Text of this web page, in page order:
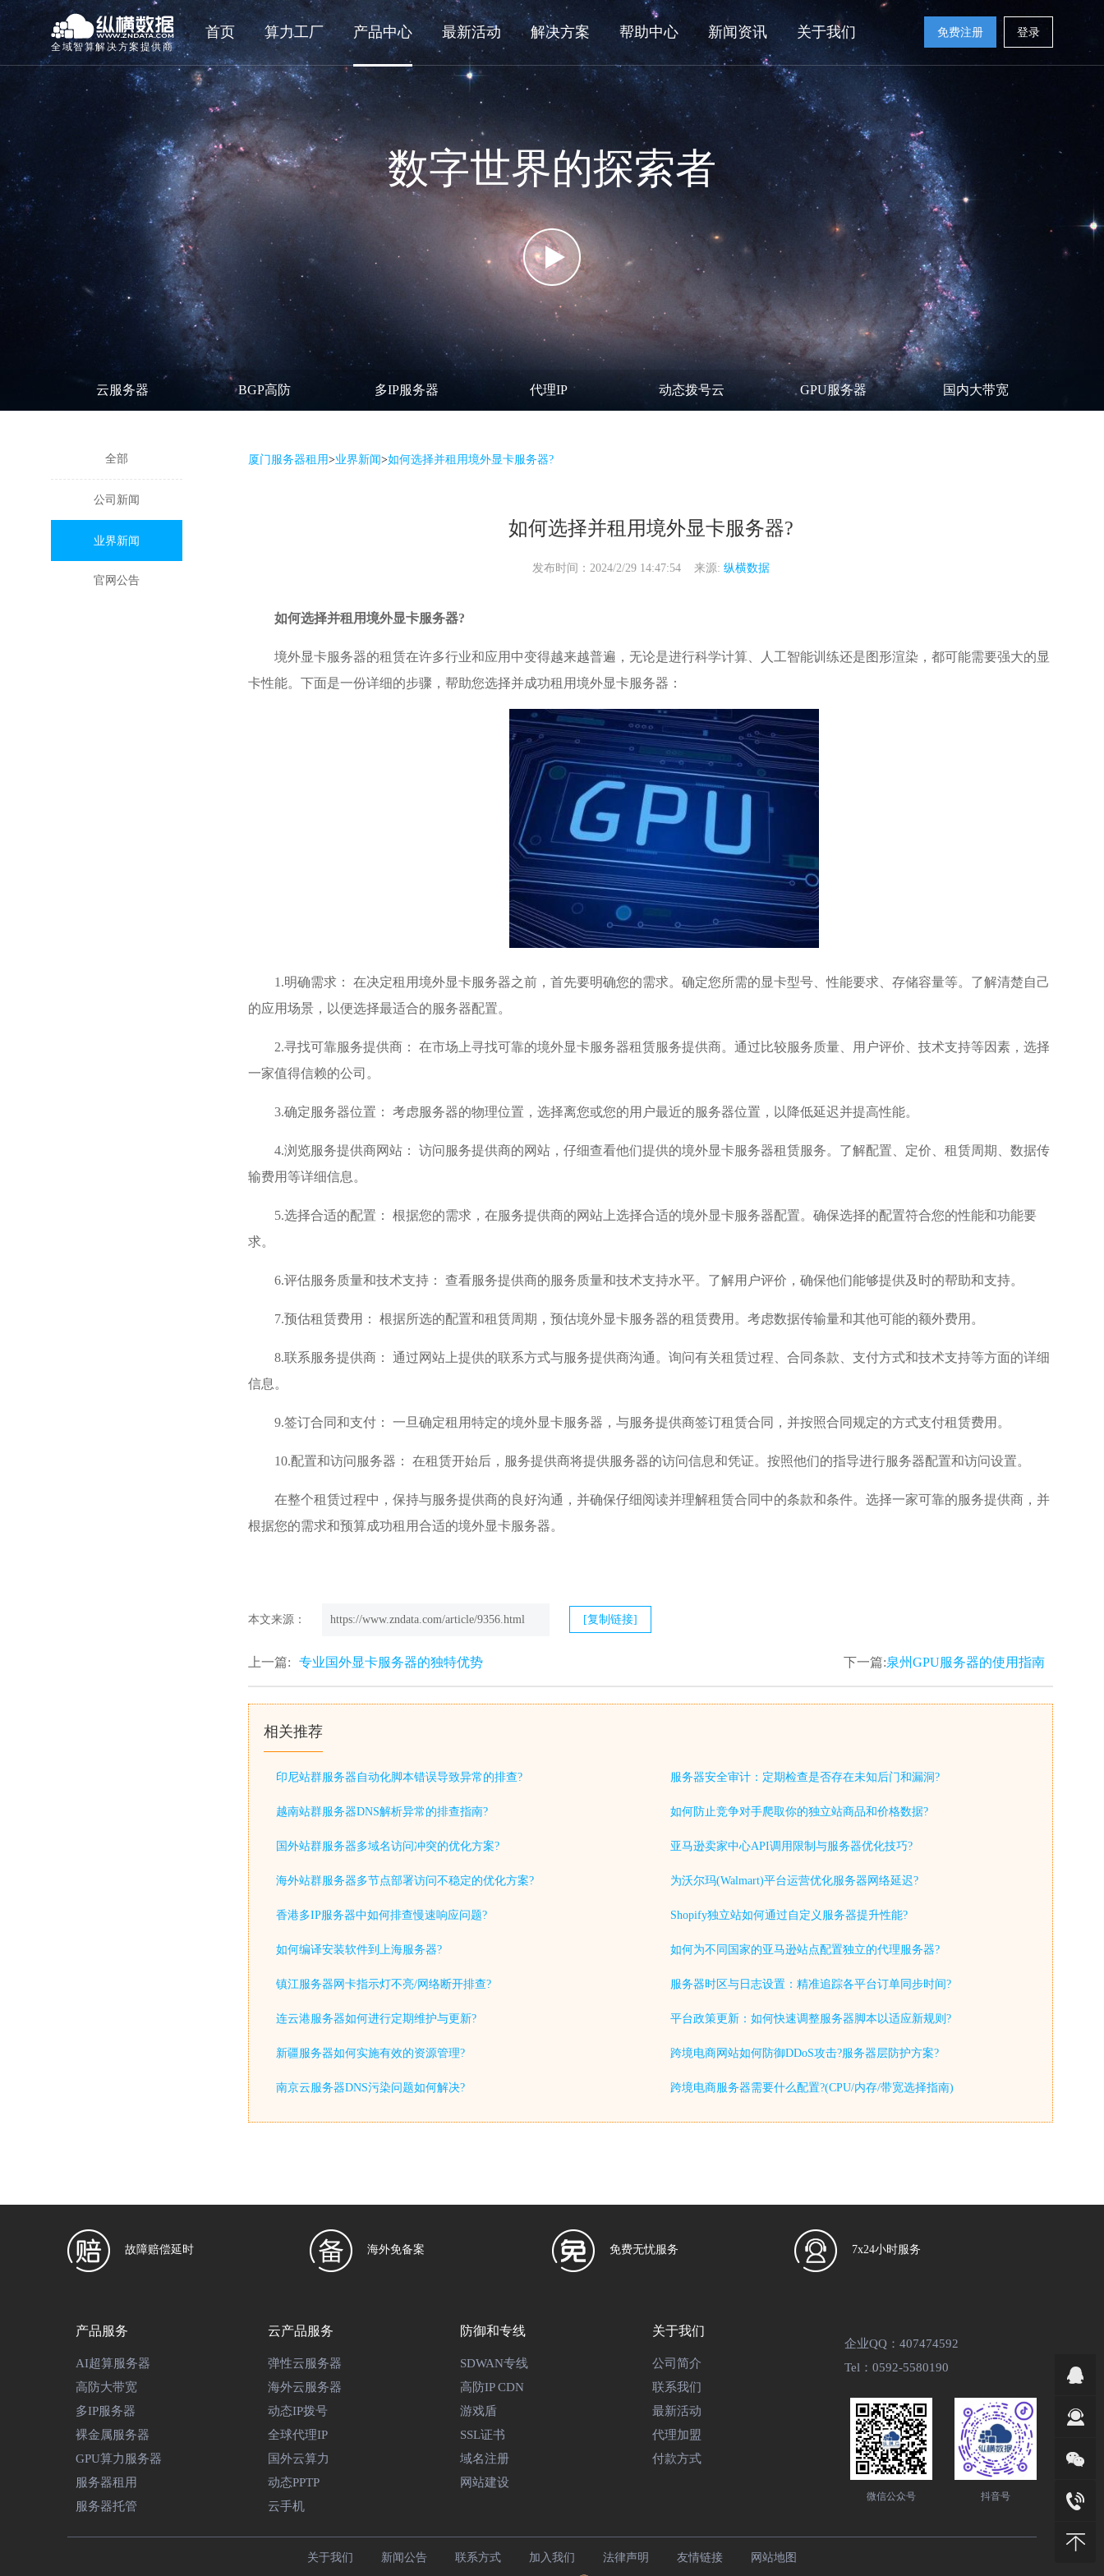
全域智算解决方案提供商
首页 算力工厂 产品中心 最新活动 解决方案 帮助中心 新闻资讯 关于我们 免费注册 登录
数字世界的探索者
云服务器 BGP高防 多IP服务器 代理IP 动态拨号云 GPU服务器 国内大带宽
全部
公司新闻
业界新闻
官网公告
厦门服务器租用>业界新闻>如何选择并租用境外显卡服务器?
如何选择并租用境外显卡服务器?
发布时间：2024/2/29 14:47:54 来源: 纵横数据
如何选择并租用境外显卡服务器?
境外显卡服务器的租赁在许多行业和应用中变得越来越普遍，无论是进行科学计算、人工智能训练还是图形渲染，都可能需要强大的显
卡性能。下面是一份详细的步骤，帮助您选择并成功租用境外显卡服务器：
1.明确需求： 在决定租用境外显卡服务器之前，首先要明确您的需求。确定您所需的显卡型号、性能要求、存储容量等。了解清楚自己
的应用场景，以便选择最适合的服务器配置。
2.寻找可靠服务提供商： 在市场上寻找可靠的境外显卡服务器租赁服务提供商。通过比较服务质量、用户评价、技术支持等因素，选择
一家值得信赖的公司。
3.确定服务器位置： 考虑服务器的物理位置，选择离您或您的用户最近的服务器位置，以降低延迟并提高性能。
4.浏览服务提供商网站： 访问服务提供商的网站，仔细查看他们提供的境外显卡服务器租赁服务。了解配置、定价、租赁周期、数据传
输费用等详细信息。
5.选择合适的配置： 根据您的需求，在服务提供商的网站上选择合适的境外显卡服务器配置。确保选择的配置符合您的性能和功能要
求。
6.评估服务质量和技术支持： 查看服务提供商的服务质量和技术支持水平。了解用户评价，确保他们能够提供及时的帮助和支持。
7.预估租赁费用： 根据所选的配置和租赁周期，预估境外显卡服务器的租赁费用。考虑数据传输量和其他可能的额外费用。
8.联系服务提供商： 通过网站上提供的联系方式与服务提供商沟通。询问有关租赁过程、合同条款、支付方式和技术支持等方面的详细
信息。
9.签订合同和支付： 一旦确定租用特定的境外显卡服务器，与服务提供商签订租赁合同，并按照合同规定的方式支付租赁费用。
10.配置和访问服务器： 在租赁开始后，服务提供商将提供服务器的访问信息和凭证。按照他们的指导进行服务器配置和访问设置。
在整个租赁过程中，保持与服务提供商的良好沟通，并确保仔细阅读并理解租赁合同中的条款和条件。选择一家可靠的服务提供商，并
根据您的需求和预算成功租用合适的境外显卡服务器。
本文来源： https://www.zndata.com/article/9356.html [复制链接]
上一篇: 专业国外显卡服务器的独特优势 下一篇:泉州GPU服务器的使用指南
相关推荐
印尼站群服务器自动化脚本错误导致异常的排查?
越南站群服务器DNS解析异常的排查指南?
国外站群服务器多域名访问冲突的优化方案?
海外站群服务器多节点部署访问不稳定的优化方案?
香港多IP服务器中如何排查慢速响应问题?
如何编译安装软件到上海服务器?
镇江服务器网卡指示灯不亮/网络断开排查?
连云港服务器如何进行定期维护与更新?
新疆服务器如何实施有效的资源管理?
南京云服务器DNS污染问题如何解决?
服务器安全审计：定期检查是否存在未知后门和漏洞?
如何防止竞争对手爬取你的独立站商品和价格数据?
亚马逊卖家中心API调用限制与服务器优化技巧?
为沃尔玛(Walmart)平台运营优化服务器网络延迟?
Shopify独立站如何通过自定义服务器提升性能?
如何为不同国家的亚马逊站点配置独立的代理服务器?
服务器时区与日志设置：精准追踪各平台订单同步时间?
平台政策更新：如何快速调整服务器脚本以适应新规则?
跨境电商网站如何防御DDoS攻击?服务器层防护方案?
跨境电商服务器需要什么配置?(CPU/内存/带宽选择指南)
故障赔偿延时 海外免备案 免费无忧服务 7x24小时服务
产品服务
AI超算服务器
高防大带宽
多IP服务器
裸金属服务器
GPU算力服务器
服务器租用
服务器托管
云产品服务
弹性云服务器
海外云服务器
动态IP拨号
全球代理IP
国外云算力
动态PPTP
云手机
防御和专线
SDWAN专线
高防IP CDN
游戏盾
SSL证书
域名注册
网站建设
关于我们
公司简介
联系我们
最新活动
代理加盟
付款方式
企业QQ：407474592
Tel：0592-5580190
微信公众号 抖音号
关于我们 新闻公告 联系方式 加入我们 法律声明 友情链接 网站地图